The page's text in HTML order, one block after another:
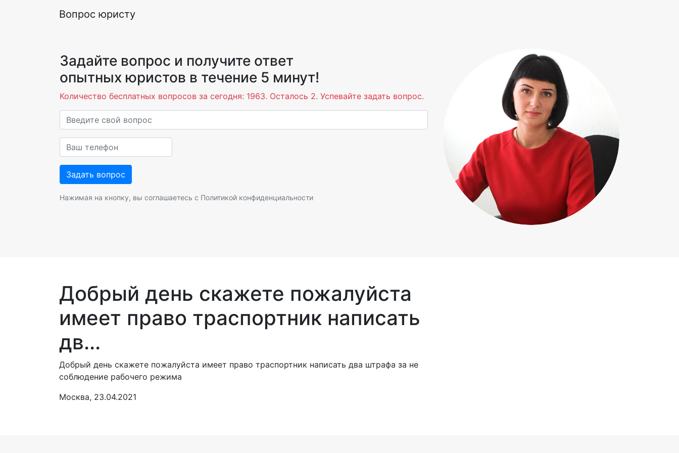
Вопрос юристу
Задайте вопрос и получите ответ
опытных юристов в течение 5 минут!
Количество бесплатных вопросов за сегодня: 1963. Осталось 2. Успевайте задать вопрос.
Нажимая на кнопку, вы соглашаетесь с Политикой конфиденциальности
Добрый день скажете пожалуйста
имеет право траспортник написать
дв...
Добрый день скажете пожалуйста имеет право траспортник написать два штрафа за не
соблюдение рабочего режима
Москва, 23.04.2021